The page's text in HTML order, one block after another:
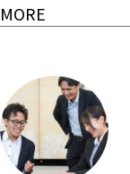
MORE